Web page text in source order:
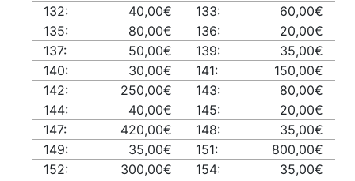
132:
40,00€ 133:
60,00€
135:
80,00€ 136:
20,00€
137:
50,00€ 139:
35,00€
140:
30,00€ 141:
150,00€
142:
250,00€ 143:
80,00€
144:
40,00€ 145:
20,00€
147:
420,00€ 148:
35,00€
149:
35,00€ 151:
800,00€
152:
300,00€ 154:
35,00€